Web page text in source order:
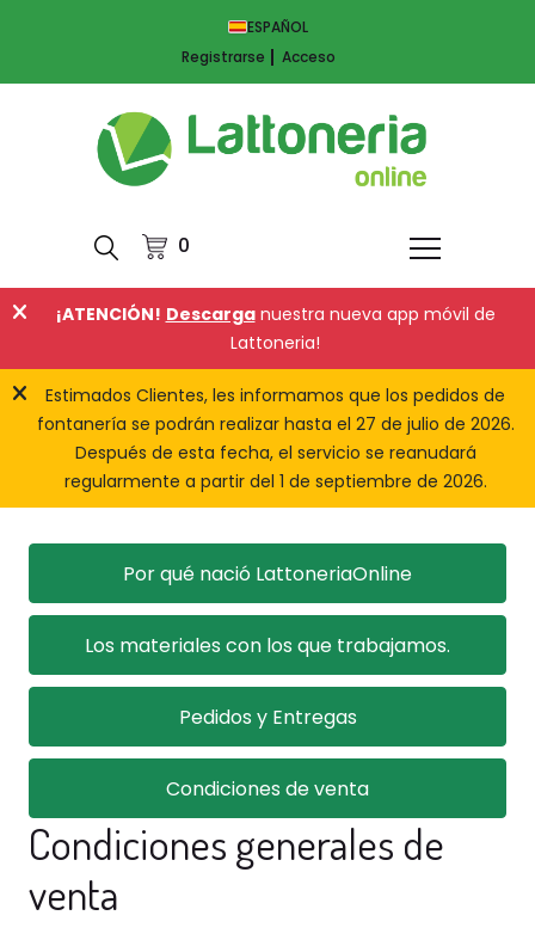
ESPAÑOL
Registrarse
Acceso
0
¡ATENCIÓN! Descarganuestra nueva app móvil de
Lattoneria!
Estimados Clientes, les informamos que los pedidos de
fontanería se podrán realizar hasta el 27 de julio de 2026.
Después de esta fecha, el servicio se reanudará
regularmente a partir del 1 de septiembre de 2026.
Por qué nació LattoneriaOnline
Los materiales con los que trabajamos.
Pedidos y Entregas
Condiciones de venta
Condiciones generales de
venta